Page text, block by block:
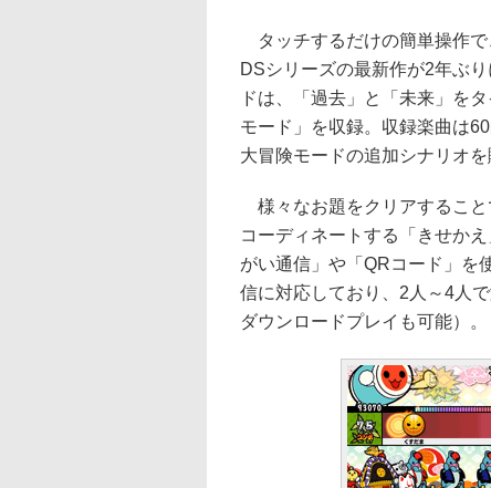
タッチするだけの簡単操作で
DSシリーズの最新作が2年ぶ
ドは、「過去」と「未来」を
モード」を収録。収録楽曲は
大冒険モードの追加シナリオ
様々なお題をクリアすること
コーディネートする「きせか
がい通信」や「QRコード」を
信に対応しており、2人～4人
ダウンロードプレイも可能）。